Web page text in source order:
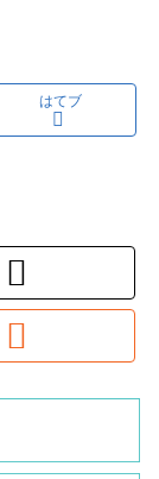
はてブ